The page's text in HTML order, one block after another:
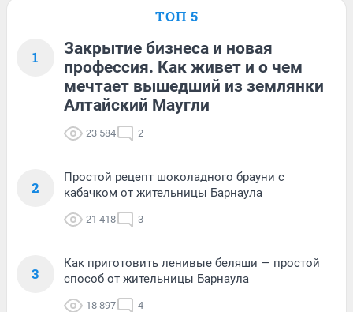
ТОП 5
1
Закрытие бизнеса и новая
профессия. Как живет и о чем
мечтает вышедший из землянки
Алтайский Маугли
23 584 2
2
Простой рецепт шоколадного брауни с
кабачком от жительницы Барнаула
21 418 3
3
Как приготовить ленивые беляши — простой
способ от жительницы Барнаула
18 897 4